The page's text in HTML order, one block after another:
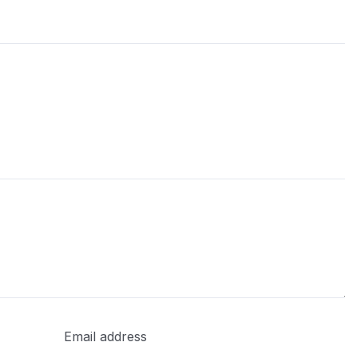
Email address